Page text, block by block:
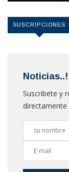
SUSCRIPCIONES
Suscribete y